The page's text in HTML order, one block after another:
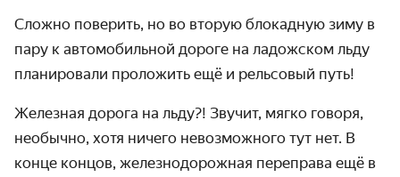
Сложно поверить, но во вторую блокадную зиму в
пару к автомобильной дороге на ладожском льду
планировали проложить ещё и рельсовый путь!
Железная дорога на льду?! Звучит, мягко говоря,
необычно, хотя ничего невозможного тут нет. В
конце концов, железнодорожная переправа ещё в